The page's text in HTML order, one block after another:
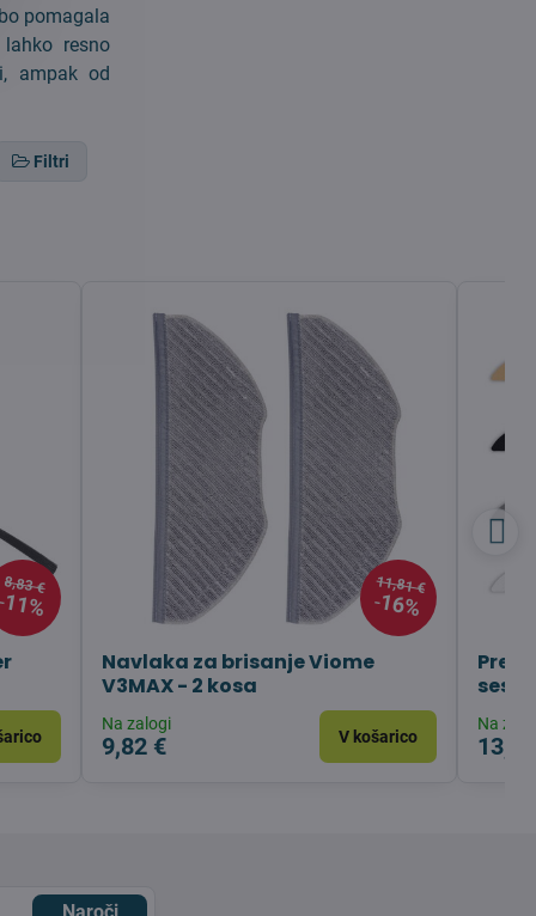
pomagala
resno
ampak od
Filtri
8,83 €
11%
11,81 €
16%
Navlaka za brisanje Viome
V3MAX - 2 kosa
Na zalogi
9,82 € V košarico
Na